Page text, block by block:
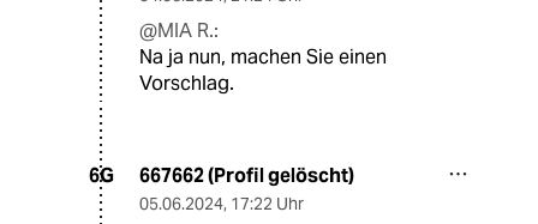
@MIA R.:
Na ja nun, machen Sie einen
Vorschlag.
6G 667662 (Profil gelöscht)
05.06.2024, 17:22 Uhr